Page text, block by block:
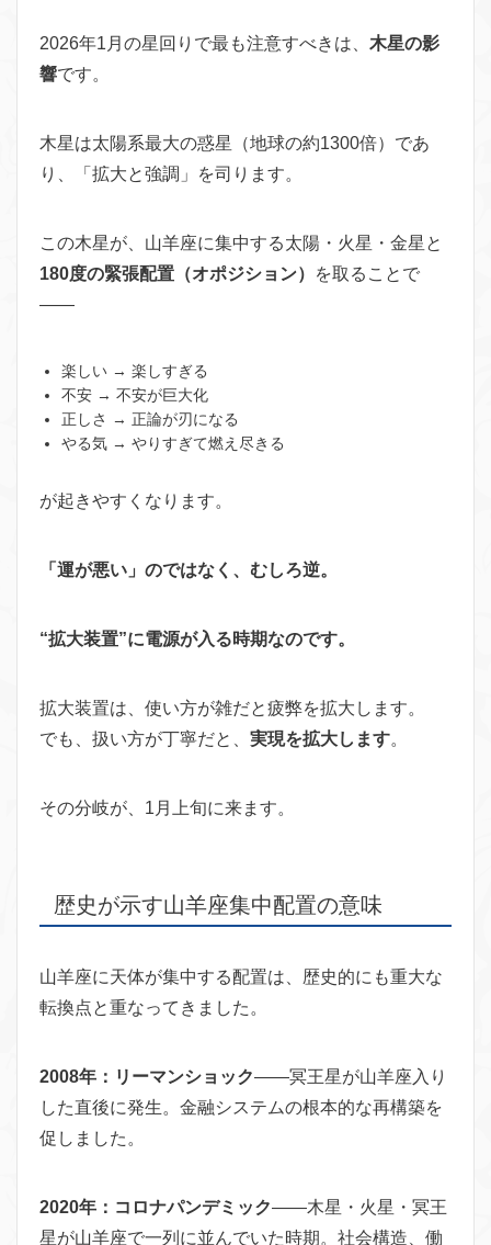
2026年1月の星回りで最も注意すべきは、 木星の影
響です。
木星は太陽系最大の惑星（地球の約1300倍）であ
り、「拡大と強調」を司ります。
この木星が、山羊座に集中する太陽・火星・金星と
180度の緊張配置（オポジション）
を取ることで
——
楽しい → 楽しすぎる
不安 → 不安が巨大化
正しさ → 正論が刃になる
やる気 → やりすぎて燃え尽きる
が起きやすくなります。
「運が悪い」のではなく、むしろ逆。
“拡大装置”に電源が入る時期なのです。
拡大装置は、使い方が雑だと疲弊を拡大します。
でも、扱い方が丁寧だと、 実現を拡大します。
その分岐が、1月上旬に来ます。
歴史が示す山羊座集中配置の意味
山羊座に天体が集中する配置は、歴史的にも重大な
転換点と重なってきました。
2008年：リーマンショック——冥王星が山羊座入り
した直後に発生。金融システムの根本的な再構築を
促しました。
2020年：コロナパンデミック——木星・火星・冥王
星が山羊座で一列に並んでいた時期。社会構造、働